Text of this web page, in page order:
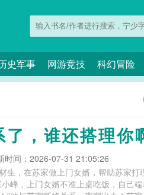
史军事 网游竞技 科幻冒险
，谁还搭理你
时间：2026-07-31 21:05:26
生，在苏家做上门女婿，帮助苏家
峰，上门女婿不准上桌吃饭，自己